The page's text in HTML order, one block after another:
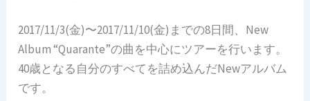
2017/11/3(金)〜2017/11/10(金)までの8日間、New
Album “Quarante”の曲を中心にツアーを行います。
40歳となる自分のすべてを詰め込んだNewアルバム
です。